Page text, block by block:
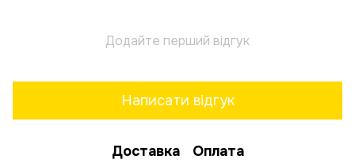
Додайте перший відгук
Написати відгук
Доставка Оплата